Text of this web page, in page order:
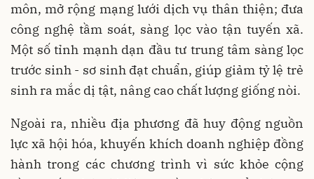
môn, mở rộng mạng lưới dịch vụ thân thiện; đưa
công nghệ tầm soát, sàng lọc vào tận tuyến xã.
Một số tỉnh mạnh dạn đầu tư trung tâm sàng lọc
trước sinh - sơ sinh đạt chuẩn, giúp giảm tỷ lệ trẻ
sinh ra mắc dị tật, nâng cao chất lượng giống nòi.
Ngoài ra, nhiều địa phương đã huy động nguồn
lực xã hội hóa, khuyến khích doanh nghiệp đồng
hành trong các chương trình vì sức khỏe cộng